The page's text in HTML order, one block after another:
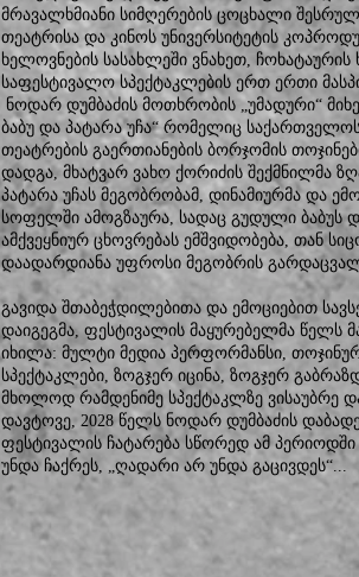
მრავალხმიანი სიმღერების ცოცხალი
თეატრისა და კინოს უნივერსიტეტის
ხელოვნების სასახლეში ვნახეთ,
საფესტივალო სპექტაკლების ერთ ერთი
ნოდარ დუმბაძის მოთხრობის „უმადური“
ბაბუ და პატარა უჩა“ რომელიც
თეატრების გაერთიანების ბორჯომის
დადგა, მხატვარ ვახო ქორიძის შექმნილმა
პატარა უჩას მეგობრობამ, დინამიურმა და
სოფელში ამოგზაურა, სადაც გუდული ბაბუს
ამქვეყნიურ ცხოვრებას ემშვიდობება, თან
დაადარდიანა უფროსი მეგობრის
გავიდა შთაბეჭდილებითა და ემოციებით
დაიგეგმა, ფესტივალის მაყურებელმა
იხილა: მულტი მედია პერფორმანსი,
სპექტაკლები, ზოგჯერ იცინა, ზოგჯერ
მხოლოდ რამდენიმე სპექტაკლზე ვისაუბრე
დავტოვე, 2028 წელს ნოდარ დუმბაძის
ფესტივალის ჩატარება სწორედ ამ
უნდა ჩაქრეს, „ღადარი არ უნდა გაცივდეს“...